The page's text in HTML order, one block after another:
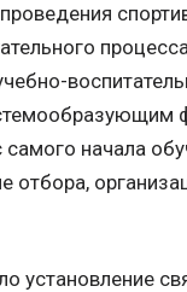
самого начала
отбора,
установление